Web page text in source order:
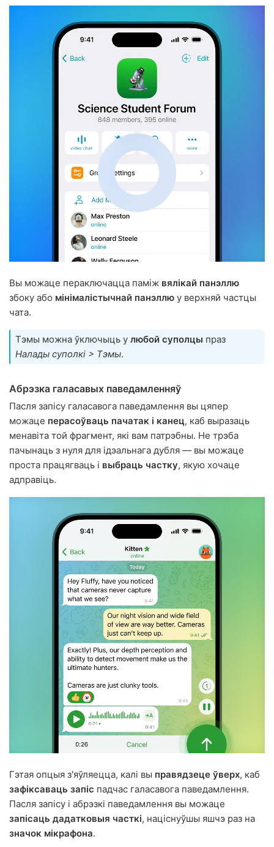
Вы можаце пераключацца паміж вялікай панэллю
збоку або мінімалістычнай панэллю у верхняй частцы
чата.
Тэмы можна ўключыць у любой суполцы праз
Налады суполкі > Тэмы.
Абрэзка галасавых паведамленняў
Пасля запісу галасавога паведамлення вы цяпер
можаце перасоўваць пачатак і канец, каб выразаць
менавіта той фрагмент, які вам патрэбны. Не трэба
пачынаць з нуля для ідэальнага дубля — вы можаце
проста працягваць і выбраць частку, якую хочаце
адправіць.
Гэтая опцыя з'яўляецца, калі вы правядзеце ўверх, каб
зафіксаваць запіс падчас галасавога паведамлення.
Пасля запісу і абрэзкі паведамлення вы можаце
запісаць дадатковыя часткі, націснуўшы яшчэ раз на
значок мікрафона.